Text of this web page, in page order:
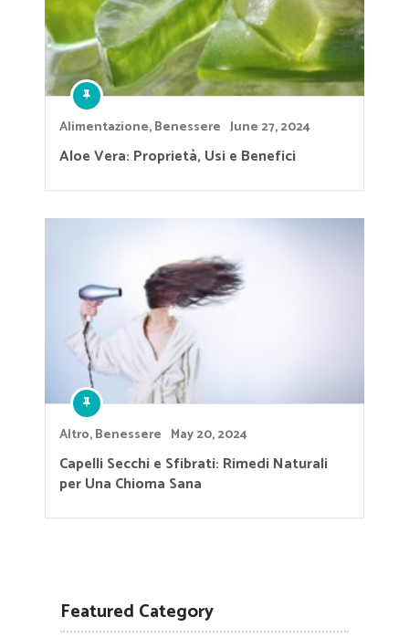
Alimentazione,Benessere June 27, 2024
Aloe Vera: Proprietà, Usi e Benefici
Altro,Benessere May 20, 2024
Capelli Secchi e Sfibrati: Rimedi Naturali
per Una Chioma Sana
Featured Category